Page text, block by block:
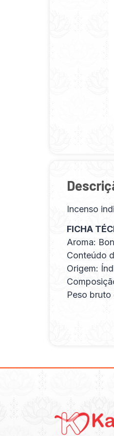
Incenso
FICHA
Aroma:
Conteúdo
Origem:
Peso